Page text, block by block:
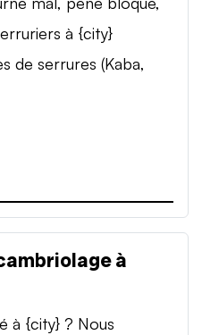
à {city}
de serrures (Kaba,
à
à {city} ? Nous